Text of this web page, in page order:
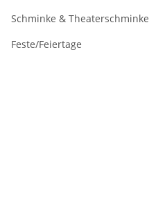
Schminke & Theaterschminke
Feste/Feiertage